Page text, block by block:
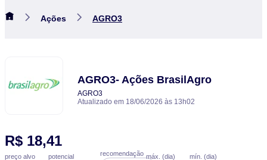
Ações AGRO3
AGRO3- Ações BrasilAgro
AGRO3
Atualizado em 18/06/2026 às 13h02
R$ 18,41
preço alvo potencial recomendação máx. (dia) mín. (dia)